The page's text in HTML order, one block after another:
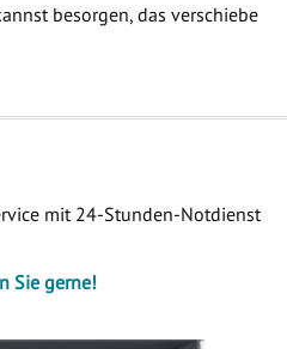
besorgen, das verschiebe
mit 24-Stunden-Notdienst
Sie gerne!